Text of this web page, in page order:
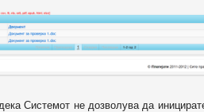
Системот не дозволува да